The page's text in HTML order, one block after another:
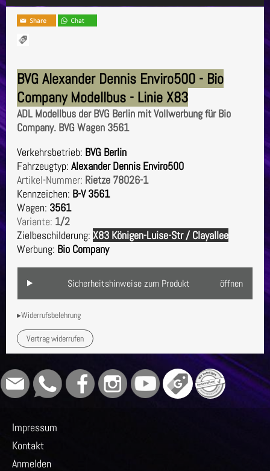
BVG Alexander Dennis Enviro500 - Bio
Company Modellbus - Linie X83
ADL Modellbus der BVG Berlin mit Vollwerbung für Bio
Company. BVG Wagen 3561
Verkehrsbetrieb: BVG Berlin
Fahrzeugtyp: Alexander Dennis Enviro500
Artikel-Nummer: Rietze 78026-1
Kennzeichen: B-V 3561
Wagen: 3561
Variante: 1/2
Zielbeschilderung: X83 Königen-Luise-Str / Clayallee
Werbung: Bio Company
Sicherheitshinweise zum Produkt öffnen
▸Widerrufsbelehrung
Vertrag widerrufen
Impressum
Kontakt
Anmelden